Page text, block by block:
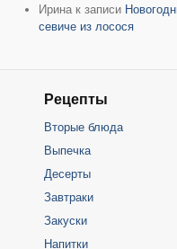
Ирина к записи
севиче из лосося
Рецепты
Вторые блюда
Выпечка
Десерты
Завтраки
Закуски
Напитки